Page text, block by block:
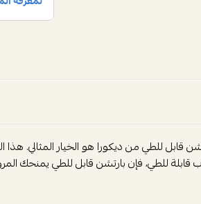
للطي من ديكورا هو الخيار المثالي. هذا
للطي، فإن بارتشن قابل للطي يمنحك